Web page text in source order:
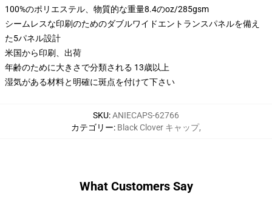
100%のポリエステル、物質的な重量8.4のoz/285gsm
シームレスな印刷のためのダブルワイドエントランスパネルを備え
た5パネル設計
米国から印刷、出荷
年齢のために大きさで分類される 13歳以上
湿気がある材料と明確に斑点を付けて下さい
SKU:ANIECAPS-62766
カテゴリー: Black Clover キャップ,
What Customers Say